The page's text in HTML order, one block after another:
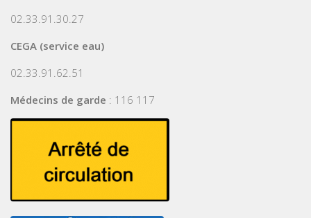
02.33.91.30.27
CEGA (service eau)
02.33.91.62.51
Médecins de garde : 116 117